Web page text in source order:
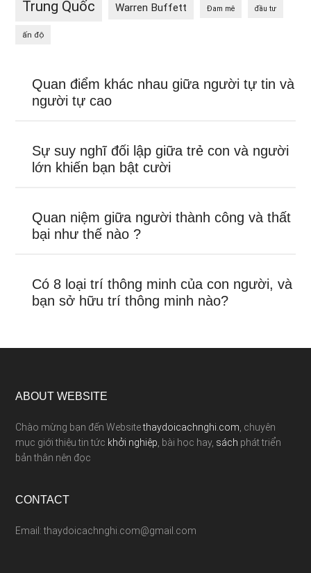
Trung Quốc Warren Buffett Đam mê đầu tư
ấn độ
Quan điểm khác nhau giữa người tự tin và
người tự cao
Sự suy nghĩ đối lập giữa trẻ con và người
lớn khiến bạn bật cười
Quan niệm giữa người thành công và thất
bại như thế nào ?
Có 8 loại trí thông minh của con người, và
bạn sở hữu trí thông minh nào?
ABOUT WEBSITE
Chào mừng bạn đến Websitethaydoicachnghi.com , chuyên
mục giới thiệu tin tức khởi nghiệp , bài học hay, sách phát triển
bản thân nên đọc
CONTACT
Email: thaydoicachnghi.com@gmail.com